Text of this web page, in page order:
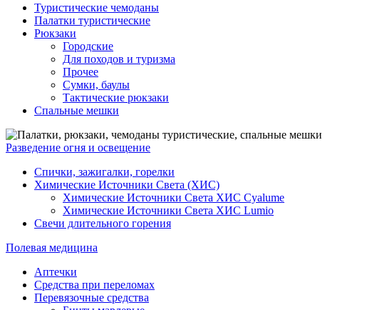
Туристические чемоданы
Палатки туристические
Рюкзаки
Городские
Для походов и туризма
Прочее
Сумки, баулы
Тактические рюкзаки
Спальные мешки
Разведение огня и освещение
Спички, зажигалки, горелки
Химические Источники Света (ХИС)
Химические Источники Света ХИС Cyalume
Химические Источники Света ХИС Lumio
Свечи длительного горения
Полевая медицина
Аптечки
Средства при переломах
Перевязочные средства